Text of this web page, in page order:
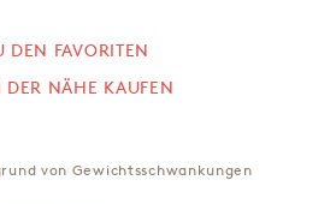
DEN FAVORITEN
DER NÄHE KAUFEN
von Gewichtsschwankungen